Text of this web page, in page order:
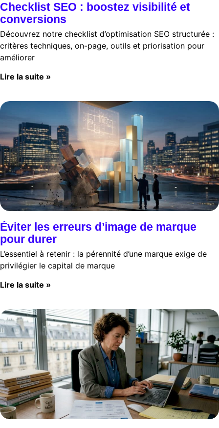
Checklist SEO : boostez visibilité et
conversions
Découvrez notre checklist d’optimisation SEO structurée :
critères techniques, on-page, outils et priorisation pour
améliorer
Lire la suite »
Éviter les erreurs d’image de marque
pour durer
L’essentiel à retenir : la pérennité d’une marque exige de
privilégier le capital de marque
Lire la suite »